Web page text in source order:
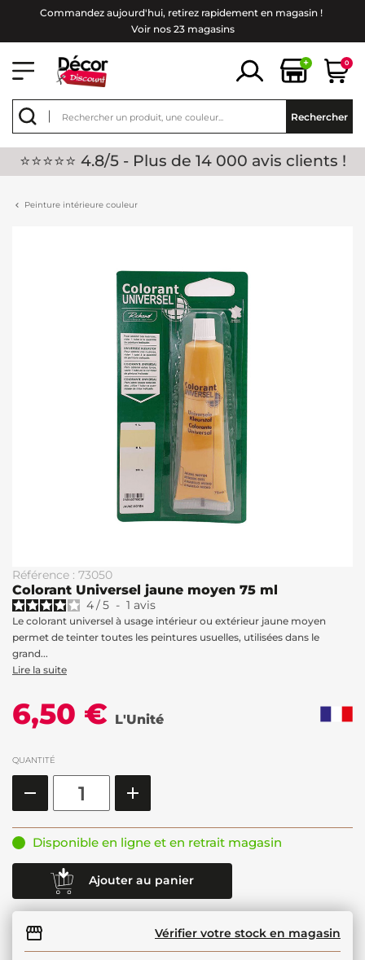
Commandez aujourd'hui, retirez rapidement en magasin !
Voir nos 23 magasins
+ 0
Rechercher
⭐⭐⭐⭐⭐ 4.8/5 - Plus de 14 000 avis clients !
Peinture intérieure couleur
Référence : 73050
Colorant Universel jaune moyen 75 ml
4/5 - 1 avis
Le colorant universel à usage intérieur ou extérieur jaune moyen
permet de teinter toutes les peintures usuelles, utilisées dans le
grand...
Lire la suite
6,50 € L'Unité
QUANTITÉ
Disponible en ligne et en retrait magasin
Ajouter au panier
Vérifier votre stock en magasin